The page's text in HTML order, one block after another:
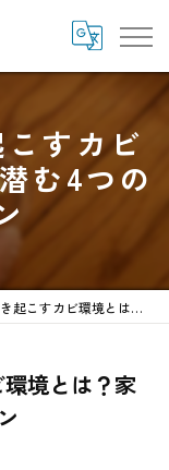
すカビ
む4つの
とは？家庭内に潜む4つのリスクゾーン
境とは？家